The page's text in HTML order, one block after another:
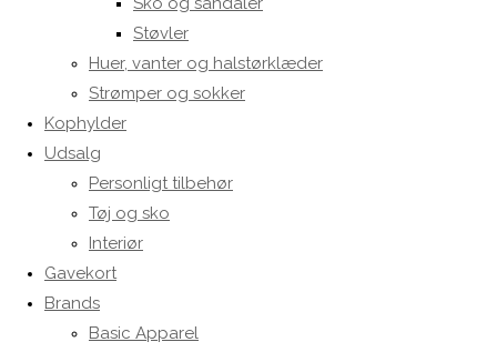
Støvler
Huer, vanter og halstørklæder
Strømper og sokker
Kophylder
Udsalg
Personligt tilbehør
Tøj og sko
Interiør
Gavekort
Brands
Basic Apparel